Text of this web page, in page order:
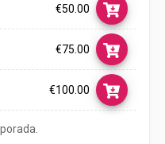
€50.00
€75.00
€100.00